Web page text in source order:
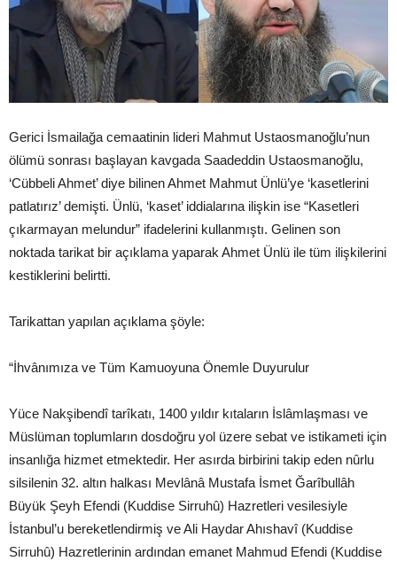
Gerici İsmailağa cemaatinin lideri Mahmut Ustaosmanoğlu’nun
ölümü sonrası başlayan kavgada Saadeddin Ustaosmanoğlu,
‘Cübbeli Ahmet’ diye bilinen Ahmet Mahmut Ünlü’ye ‘kasetlerini
patlatırız’ demişti. Ünlü, ‘kaset’ iddialarına ilişkin ise “Kasetleri
çıkarmayan melundur” ifadelerini kullanmıştı. Gelinen son
noktada tarikat bir açıklama yaparak Ahmet Ünlü ile tüm ilişkilerini
kestiklerini belirtti.
Tarikattan yapılan açıklama şöyle:
“İhvânımıza ve Tüm Kamuoyuna Önemle Duyurulur
Yüce Nakşibendî tarîkatı, 1400 yıldır kıtaların İslâmlaşması ve
Müslüman toplumların dosdoğru yol üzere sebat ve istikameti için
insanlığa hizmet etmektedir. Her asırda birbirini takip eden nûrlu
silsilenin 32. altın halkası Mevlânâ Mustafa İsmet Ğarîbullâh
Büyük Şeyh Efendi (Kuddise Sirruhû) Hazretleri vesilesiyle
İstanbul’u bereketlendirmiş ve Ali Haydar Ahıshavî (Kuddise
Sirruhû) Hazretlerinin ardından emanet Mahmud Efendi (Kuddise